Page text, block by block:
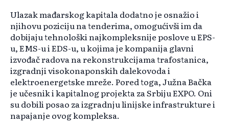
Ulazak mađarskog kapitala dodatno je osnažio i
njihovu poziciju na tenderima, omogućivši im da
dobijaju tehnološki najkompleksnije poslove u EPS-
u, EMS-u i EDS-u, u kojima je kompanija glavni
izvođač radova na rekonstrukcijama trafostanica,
izgradnji visokonaponskih dalekovoda i
elektroenergetske mreže. Pored toga, Južna Bačka
je učesnik i kapitalnog projekta za Srbiju EXPO. Oni
su dobili posao za izgradnju linijske infrastrukture i
napajanje ovog kompleksa.